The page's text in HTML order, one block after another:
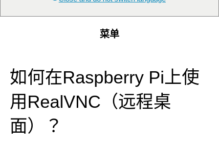
菜单
如何在Raspberry Pi上使
用RealVNC（远程桌
面）？